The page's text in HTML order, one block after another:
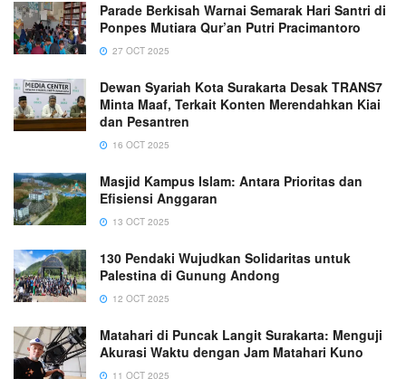
Parade Berkisah Warnai Semarak Hari Santri di
Ponpes Mutiara Qur’an Putri Pracimantoro
27 OCT 2025
Dewan Syariah Kota Surakarta Desak TRANS7
Minta Maaf, Terkait Konten Merendahkan Kiai
dan Pesantren
16 OCT 2025
Masjid Kampus Islam: Antara Prioritas dan
Efisiensi Anggaran
13 OCT 2025
130 Pendaki Wujudkan Solidaritas untuk
Palestina di Gunung Andong
12 OCT 2025
Matahari di Puncak Langit Surakarta: Menguji
Akurasi Waktu dengan Jam Matahari Kuno
11 OCT 2025